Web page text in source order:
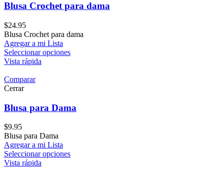
Blusa Crochet para dama
$24.95
Blusa Crochet para dama
Agregar a mi Lista
Seleccionar opciones
Vista rápida
Comparar
Cerrar
Blusa para Dama
$9.95
Blusa para Dama
Agregar a mi Lista
Seleccionar opciones
Vista rápida